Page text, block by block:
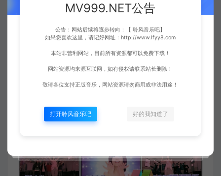
MV999.NET公告
公告：网站后续将逐步转向：【 聆风音乐吧】
如果您喜欢这里，请记好网址：http://www.lfyy8.com
本站非营利网站，目前所有资源都可以免费下载！
网站资源均来源互联网，如有侵权请联系站长删除！
敬请各位支持正版音乐，网站资源请勿商用或非法用途！
打开聆风音乐吧 好的我知道了